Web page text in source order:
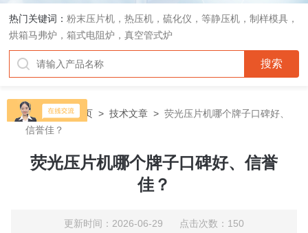
热门关键词：粉末压片机，热压机，硫化仪，等静压机，制样模具，
烘箱马弗炉，箱式电阻炉，真空管式炉
当前位置：首页 >技术文章 >荧光压片机哪个牌子口碑好、
信誉佳？
荧光压片机哪个牌子口碑好、信誉
佳？
更新时间：2026-06-29 点击次数：150